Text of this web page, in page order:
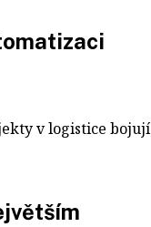
v logistice bojují